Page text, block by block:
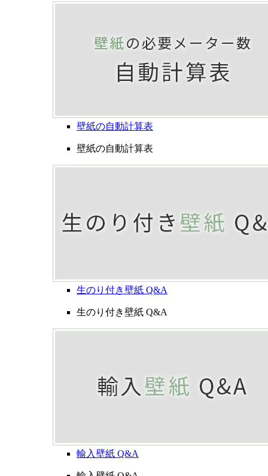
壁紙の自動計算表
壁紙の自動計算表
生のり付き壁紙 Q&A
生のり付き壁紙 Q&A
輸入壁紙 Q&A